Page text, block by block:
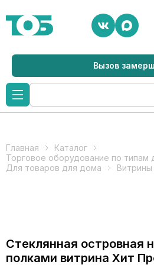
Вызов
Главная
Каталог
Торговое оборудование по типам
Для товаров для дома
Стеклянная островная
полками витрина Хит